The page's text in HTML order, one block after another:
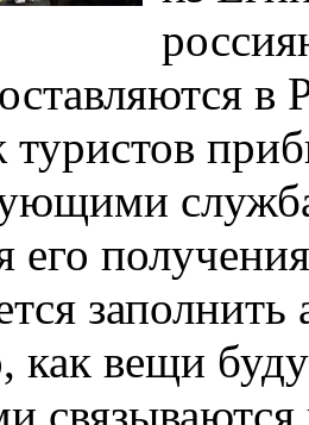
туристов
его
как вещи